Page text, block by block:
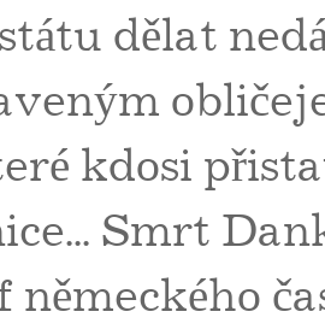
dělat
kdosi
Smrt
německého